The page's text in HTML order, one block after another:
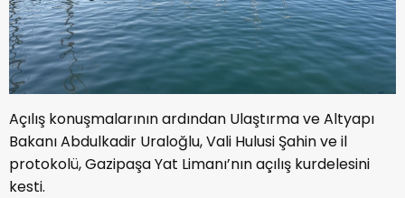
Açılış konuşmalarının ardından Ulaştırma ve Altyapı
Bakanı Abdulkadir Uraloğlu, Vali Hulusi Şahin ve il
protokolü, Gazipaşa Yat Limanı’nın açılış kurdelesini
kesti.